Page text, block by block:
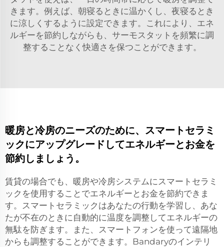
きます。例えば、朝寝るときに温かくし、夜寝るとき
に涼しくするように設定できます。これにより、エネ
ルギーを節約しながらも、サーモスタットを頻繁に調
整することなく快適さを保つことができます。
暖房と冷房のニーズのために、スマートセラミ
ックにアップグレードしてエネルギーとお金を
節約しましょう。
賃貸の場合でも、暖房や冷房システムにスマートセラミ
ックを使用することでエネルギーとお金を節約できま
す。スマートセラミックはあなたの行動を学習し、あな
たが不在のときに自動的に温度を調整してエネルギーの
無駄を防ぎます。また、スマートフォンを使って遠隔地
からも調整することができます。Bandaryのインテリ